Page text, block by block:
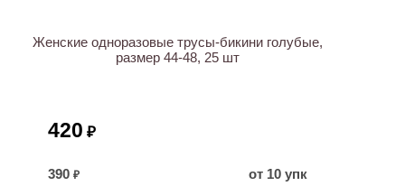
Женские одноразовые трусы-бикини голубые,
размер 44-48, 25 шт
420 ₽
390 ₽
от 10 упк